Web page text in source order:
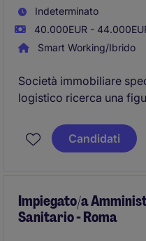
Indeterminato
40.000EUR -
Smart Working/Ibrido
Società immobiliare
logistico ricerca una
Candidati
Impiegato/a
Sanitario - Roma